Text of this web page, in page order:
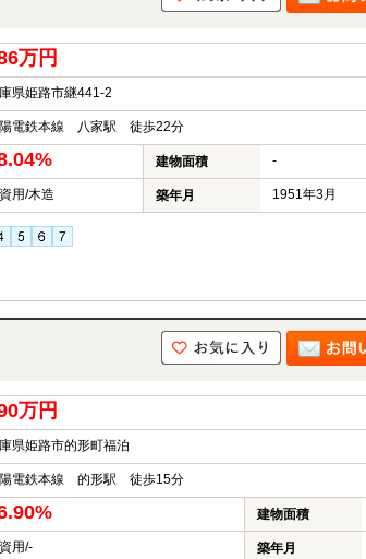
万円
県姫路市継441-2
電鉄本線 八家駅 徒歩22分
建物面積 -
用/木造 築年月 1951年3月
万円
県姫路市的形町福泊
電鉄本線 的形駅 徒歩15分
建物面積
用/- 築年月